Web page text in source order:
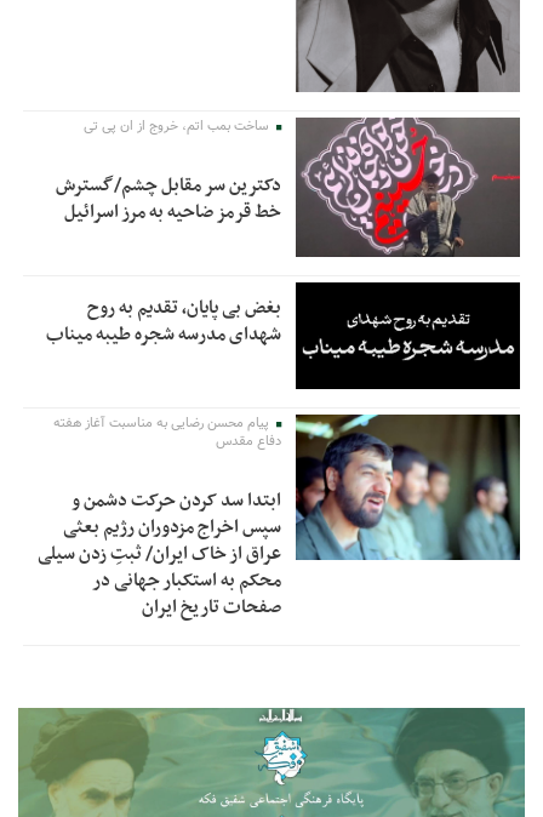
ساخت بمب اتم، خروج از ان پی تی
دکترین سر مقابل چشم/گسترش
خط قرمز ضاحیه به مرز اسرائیل
بغض بی پایان، تقدیم به روح
شهدای مدرسه شجره طیبه میناب
پیام محسن رضایی به مناسبت آغاز هفته
دفاع مقدس
ابتدا سد کردن حرکت دشمن و
سپس اخراج مزدوران رژیم بعثی
عراق از خاک ایران/ ثبتِ زدن سیلی
محکم به استکبار جهانی در
صفحات تاریخ ایران